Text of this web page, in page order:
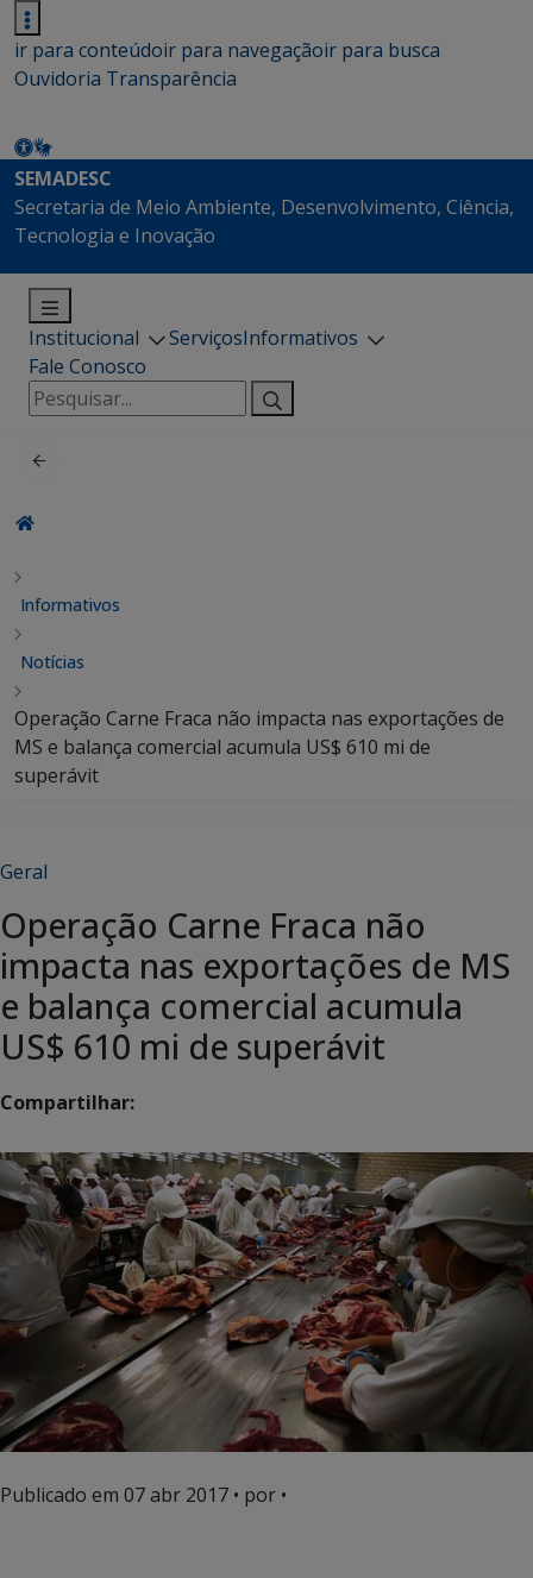
ir para conteúdoir para navegaçãoir para busca
Ouvidoria Transparência
SEMADESC
Secretaria de Meio Ambiente, Desenvolvimento, Ciência,
Tecnologia e Inovação
Institucional ServiçosInformativos
Fale Conosco
Pesquisar
por:
Informativos
Notícias
Operação Carne Fraca não impacta nas exportações de
MS e balança comercial acumula US$ 610 mi de
superávit
Geral
Operação Carne Fraca não
impacta nas exportações de MS
e balança comercial acumula
US$ 610 mi de superávit
Compartilhar:
Publicado em 07 abr 2017 • por •